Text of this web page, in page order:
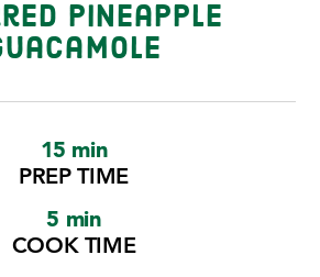
Pineapple
15 min
PREP TIME
5 min
COOK TIME